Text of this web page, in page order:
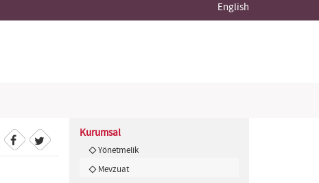
English
Kurumsal
Yönetmelik
Mevzuat